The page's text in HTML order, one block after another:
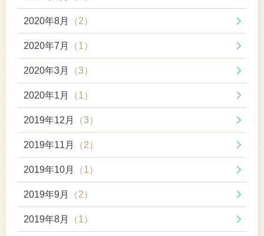
2020年8月 （2）
2020年7月 （1）
2020年3月 （3）
2020年1月 （1）
2019年12月 （3）
2019年11月 （2）
2019年10月 （1）
2019年9月 （2）
2019年8月 （1）